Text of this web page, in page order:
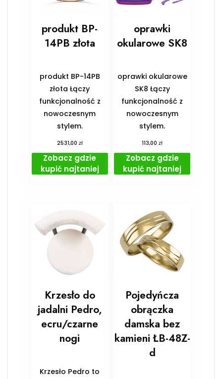
produkt BP-
14PB złota
produkt BP-14PB
złota Łączy
funkcjonalność z
nowoczesnym
stylem.
2531,00 zł
Zobacz gdzie
kupić najtaniej
oprawki
okularowe SK8
oprawki okularowe
SK8 Łączy
funkcjonalność z
nowoczesnym
stylem.
113,00zł
Zobacz gdzie
kupić najtaniej
Krzesło do
jadalni Pedro,
ecru/czarne
nogi
Krzesło Pedro to
Pojedyńcza
obrączka
damska bez
kamieni ŁB-48Z-
d